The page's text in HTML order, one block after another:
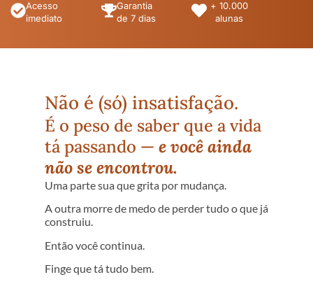
Acesso
imediato
Garantia
de 7 dias
+ 10.000
alunas
Não é (só) insatisfação.
É o peso de saber que a vida
tá passando — e você ainda
não se encontrou.
Uma parte sua que grita por mudança.
A outra morre de medo de perder tudo o que já
construiu.
Então você continua.
Finge que tá tudo bem.